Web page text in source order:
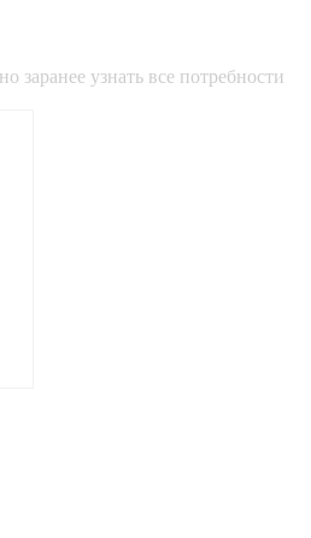
узнать все потребности